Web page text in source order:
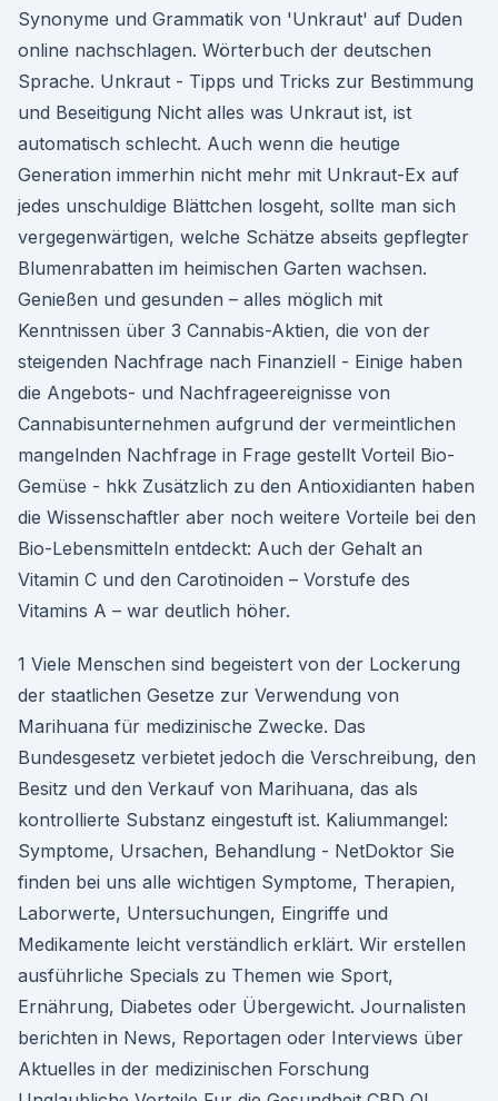
Synonyme und Grammatik von 'Unkraut' auf Duden
online nachschlagen. Wörterbuch der deutschen
Sprache. Unkraut - Tipps und Tricks zur Bestimmung
und Beseitigung Nicht alles was Unkraut ist, ist
automatisch schlecht. Auch wenn die heutige
Generation immerhin nicht mehr mit Unkraut-Ex auf
jedes unschuldige Blättchen losgeht, sollte man sich
vergegenwärtigen, welche Schätze abseits gepflegter
Blumenrabatten im heimischen Garten wachsen.
Genießen und gesunden – alles möglich mit
Kenntnissen über 3 Cannabis-Aktien, die von der
steigenden Nachfrage nach Finanziell - Einige haben
die Angebots- und Nachfrageereignisse von
Cannabisunternehmen aufgrund der vermeintlichen
mangelnden Nachfrage in Frage gestellt Vorteil Bio-
Gemüse - hkk Zusätzlich zu den Antioxidianten haben
die Wissenschaftler aber noch weitere Vorteile bei den
Bio-Lebensmitteln entdeckt: Auch der Gehalt an
Vitamin C und den Carotinoiden – Vorstufe des
Vitamins A – war deutlich höher.
1 Viele Menschen sind begeistert von der Lockerung
der staatlichen Gesetze zur Verwendung von
Marihuana für medizinische Zwecke. Das
Bundesgesetz verbietet jedoch die Verschreibung, den
Besitz und den Verkauf von Marihuana, das als
kontrollierte Substanz eingestuft ist. Kaliummangel:
Symptome, Ursachen, Behandlung - NetDoktor Sie
finden bei uns alle wichtigen Symptome, Therapien,
Laborwerte, Untersuchungen, Eingriffe und
Medikamente leicht verständlich erklärt. Wir erstellen
ausführliche Specials zu Themen wie Sport,
Ernährung, Diabetes oder Übergewicht. Journalisten
berichten in News, Reportagen oder Interviews über
Aktuelles in der medizinischen Forschung